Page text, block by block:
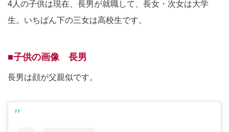
4人の子供は現在、長男が就職して、長女・次女は大学
生。いちばん下の三女は高校生です。
■子供の画像 長男
長男は顔が父親似です。